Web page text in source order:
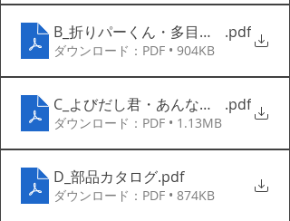
B_折りパーくん・多目的テーブル
.pdf
ダウンロード：PDF • 904KB
C_よびだし君・あんない君.pdf
ダウンロード：PDF • 1.13MB
D_部品カタログ.pdf
ダウンロード：PDF • 874KB